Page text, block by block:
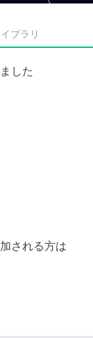
ブラリ
した
される方は